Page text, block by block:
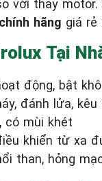
với thay motor.
hãng giá rẻ
Tại
động, bật
đánh lửa, kêu
có mùi khét
khiển từ xa
than, hỏng